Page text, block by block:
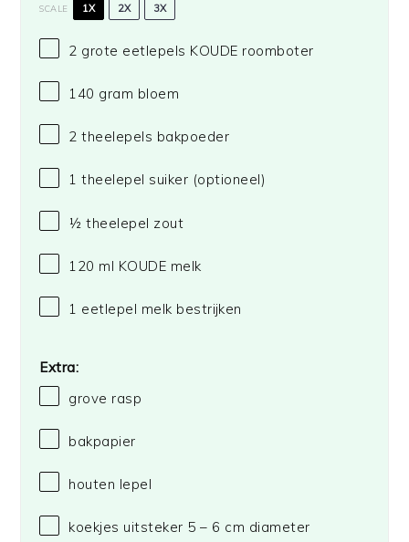
SCALE 1X 2X 3X
2 grote eetlepels KOUDE roomboter
140 gram bloem
2 theelepels bakpoeder
1 theelepel suiker (optioneel)
½ theelepel zout
120 ml KOUDE melk
1 eetlepel melk bestrijken
Extra:
grove rasp
bakpapier
houten lepel
koekjes uitsteker 5 – 6 cm diameter